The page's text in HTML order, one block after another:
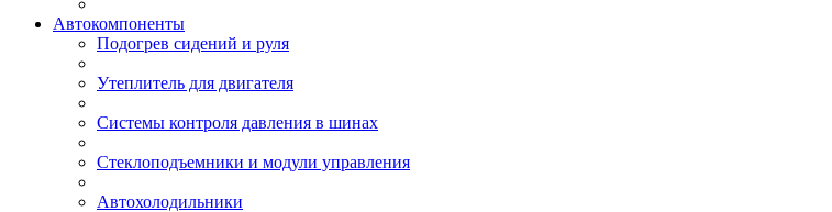
Автокомпоненты
Подогрев сидений и руля
Утеплитель для двигателя
Системы контроля давления в шинах
Стеклоподъемники и модули управления
Автохолодильники